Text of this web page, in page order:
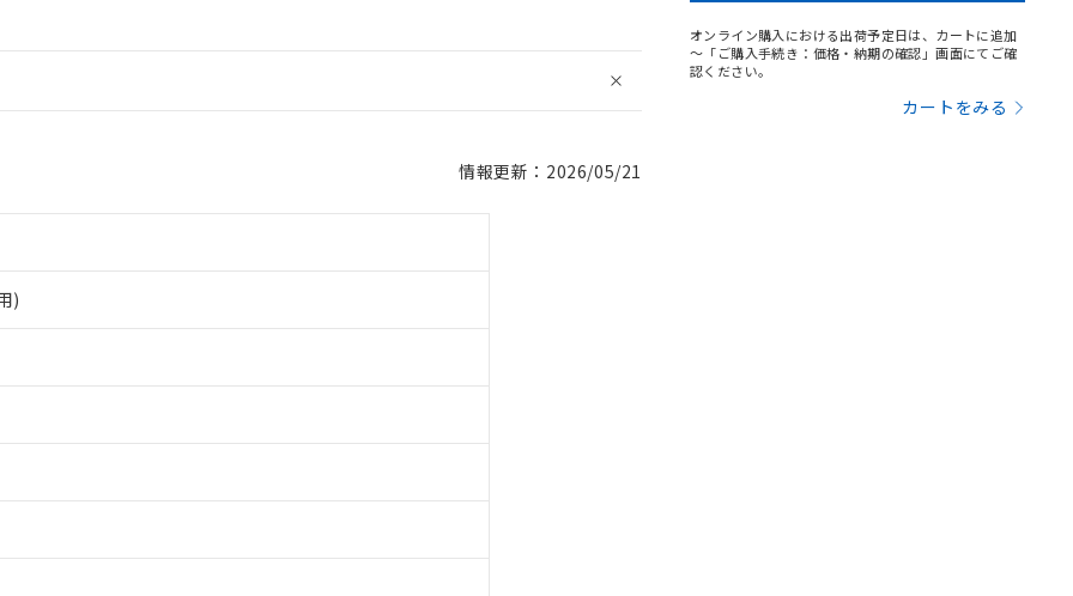
情報更新：2026/05/21
)
オンライン購入における出荷予定日は、カートに追加
～「ご購入手続き：価格・納期の確認」画面にてご確
認ください。
カートをみる